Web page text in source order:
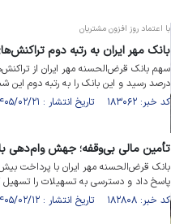
با اعتماد روز افزون مشتریان
بانک مهر ایران به رتبه دوم
درصد رسید و این بانک را به رتبه دوم این
کد خبر: ۱۸۳۰۶۲ تاریخ انتشار : ۱۴۰۵/۰۲/۲۱
تأمین مالی بی‌وقفه؛ جهش وام‌دهی
پاسخ داد و دسترسی به تسهیلات را تسهیل
کد خبر: ۱۸۲۸۰۸ تاریخ انتشار : ۱۴۰۵/۰۲/۱۲